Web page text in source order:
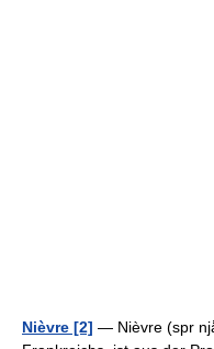
Nièvre [2] — Nièvre (spr